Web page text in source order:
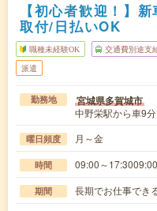
【初心者歓迎！】
取付/日払いOK
職種未経験OK 交通費別途支
派遣
勤務地 宮城県多賀城市
中野栄駅から車9分
曜日頻度 月～金
時間 09:00～
期間 長期でお仕事でき